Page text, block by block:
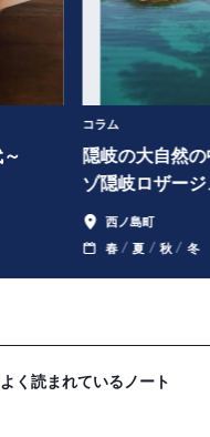
コラム
隠岐の大自然
ゾ隠岐ロザージ
西ノ島町
春
夏 秋 冬
よく読まれているノート